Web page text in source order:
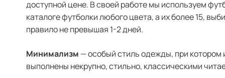
доступной цене. В своей работе мы используем
каталоге футболки любого цвета, а их более 15,
правило не превышая 1-2 дней.
Минимализм — особый стиль одежды, при
выполнены некрупно, стильно, классическими